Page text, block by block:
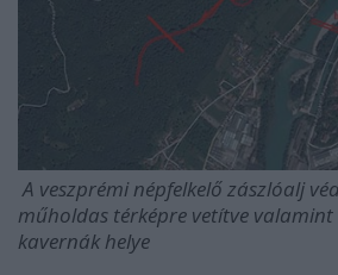
A veszprémi népfelkelő zászlóalj
műholdas térképre vetítve valamint
kavernák helye